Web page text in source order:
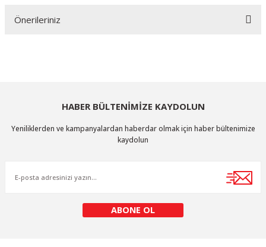
Önerileriniz
Ürün açıklamasında eksik bilgiler bulunuyor.
HABER BÜLTENİMİZE KAYDOLUN
Yeniliklerden ve kampanyalardan haberdar olmak için haber bültenimize
kaydolun
ABONE OL